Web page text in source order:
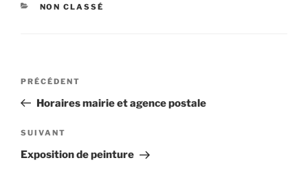
CATÉGORIES
NON CLASSÉ
Navigation
l’article
Article
précédent
PRÉCÉDENT
Horaires mairie et agence postale
Article
suivant
SUIVANT
Exposition de peinture